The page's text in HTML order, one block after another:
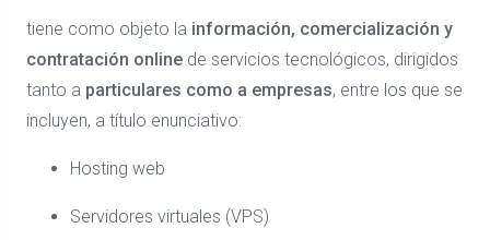
tiene como objeto la información, comercialización y
contratación online de servicios tecnológicos, dirigidos
tanto a particulares como a empresas, entre los que se
incluyen, a título enunciativo:
Hosting web
Servidores virtuales (VPS)